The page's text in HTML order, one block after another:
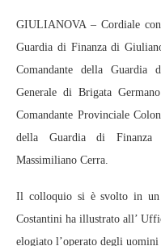
GIULIANOVA – Cordiale
Guardia di Finanza di
Comandante della
Generale di Brigata
Comandante Provinciale
della Guardia di Finanza
Massimiliano Cerra.
Il colloquio si è svolto in
Costantini ha illustrato all’
elogiato l’operato degli